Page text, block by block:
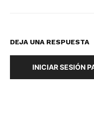
DEJA UNA RESPUESTA
INICIAR SESIÓN